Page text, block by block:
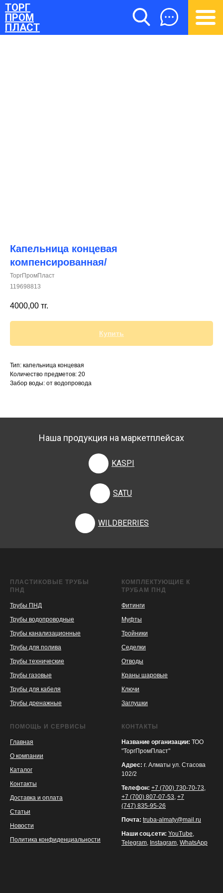
ТОРГ
ПРОМ
ПЛАСТ
(700) 730-70-73
Капельница концевая
компенсированная/
ТоргПромПласт
119698813
4000,00 тг.
Купить
Тип: капельница концевая
Количество предметов: 20
Забор воды: от водопровода
Наша продукция на маркетплейсах
KASPI
SATU
WILDBERRIES
ПЛАСТИКОВЫЕ ТРУБЫ
ПНД
Трубы ПНД
Трубы водопроводные
Трубы канализационные
Трубы для полива
Трубы технические
Трубы газовые
Трубы для кабеля
Трубы дренажные
КОМПЛЕКТУЮЩИЕ К
ТРУБАМ ПНД
Фитинги
Муфты
Тройники
Седелки
Отводы
Краны шаровые
Ключи
Заглушки
ПОМОЩЬ И СЕРВИСЫ
Главная
О компании
Каталог
Контакты
Доставка и оплата
Статьи
Новости
Политика конфиденциальности
КОНТАКТЫ
Название организации: ТОО
"ТоргПромПласт"
Адрес: г. Алматы ул. Стасова
102/2
Телефон: +7 (700) 730-70-73,
+7 (700) 807-07-53, +7
(747) 835-95-26
Почта: truba-almaty@mail.ru
Наши соц.сети: YouTube,
Telegram, Instagram, WhatsApp